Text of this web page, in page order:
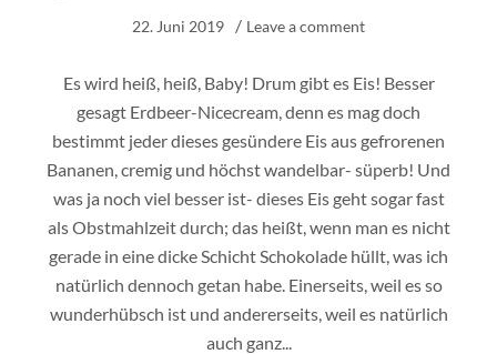
22. Juni 2019 Leave a comment
Es wird heiß, heiß, Baby! Drum gibt es Eis! Besser
gesagt Erdbeer-Nicecream, denn es mag doch
bestimmt jeder dieses gesündere Eis aus gefrorenen
Bananen, cremig und höchst wandelbar- süperb! Und
was ja noch viel besser ist- dieses Eis geht sogar fast
als Obstmahlzeit durch; das heißt, wenn man es nicht
gerade in eine dicke Schicht Schokolade hüllt, was ich
natürlich dennoch getan habe. Einerseits, weil es so
wunderhübsch ist und andererseits, weil es natürlich
auch ganz...